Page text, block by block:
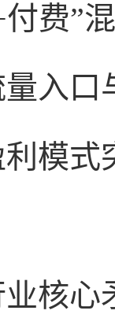
费”
入口
利模
核心